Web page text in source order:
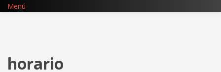
Pasar
Menú
horario